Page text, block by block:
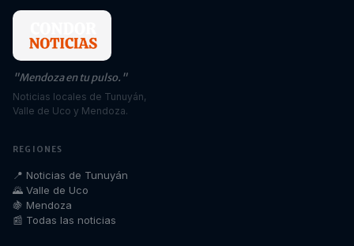
"Mendoza en tu pulso."
Noticias locales de Tunuyán,
Valle de Uco y Mendoza.
REGIONES
📍 Noticias de Tunuyán
🌄 Valle de Uco
🍇 Mendoza
📰 Todas las noticias